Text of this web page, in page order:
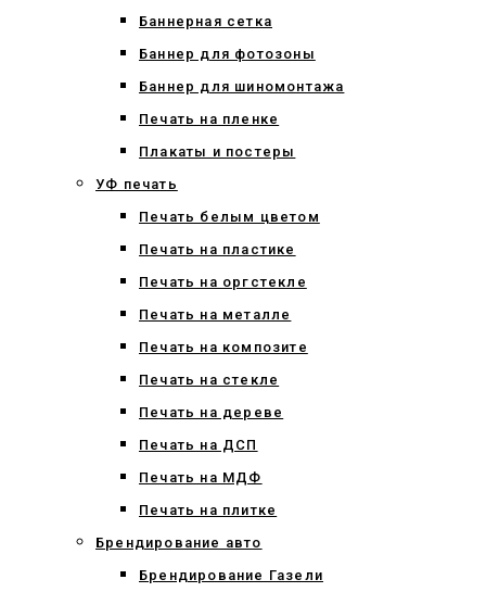
Баннерная сетка
Баннер для фотозоны
Баннер для шиномонтажа
Печать на пленке
Плакаты и постеры
УФ печать
Печать белым цветом
Печать на пластике
Печать на оргстекле
Печать на металле
Печать на композите
Печать на стекле
Печать на дереве
Печать на ДСП
Печать на МДФ
Печать на плитке
Брендирование авто
Брендирование Газели